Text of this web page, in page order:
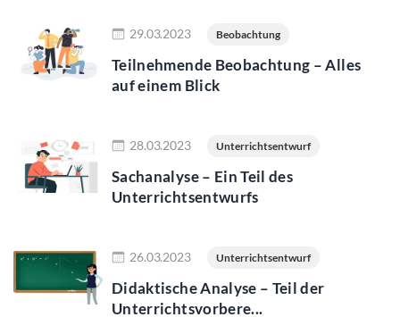
29.03.2023 Beobachtung
Teilnehmende Beobachtung – Alles
auf einem Blick
28.03.2023 Unterrichtsentwurf
Sachanalyse – Ein Teil des
Unterrichtsentwurfs
26.03.2023 Unterrichtsentwurf
Didaktische Analyse – Teil der
Unterrichtsvorbere...